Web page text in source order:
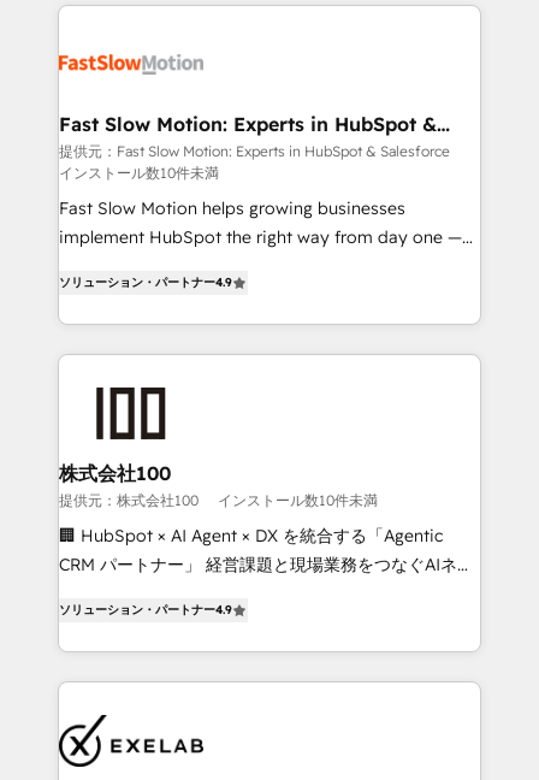
digitaweb.com
design, implement, and optimise HubSpot so it
services include: - Choosing the right HubSpot
package for your business - Full CRM, Marketing, and
Sales Hub implementations - Custom dashboards
and reporting - Workflow automation and data
clean-up - Sales enablement and team training -
Leeds and London, we partner with SMEs across the
UK who are ready to turn HubSpot into the growth
engine it’s meant to be.
Fast Slow Motion: Experts in HubSpot &
Salesforce
提供元：Fast Slow Motion: Experts in HubSpot & Salesforce
インストール数10件未満
Fast Slow Motion helps growing businesses
implement HubSpot the right way from day one —
Highly certified in both HubSpot and Salesforce, we
bring deep experience in CRM implementation,
integrations, and data migration across modern
combines strong technical execution with real
business perspective. Many of our consultants have
scaled businesses themselves, giving us a practical
understanding of what owners and operators need
as their systems, data, and processes evolve. Since
range of industries, including healthcare, software,
B2B services, manufacturing, financial services and
on delivering clean, scalable, AI-ready systems that
create long-term value and a consistently strong
ソリューション・パートナー4.9
株式会社100
提供元：株式会社100 インストール数10件未満
🏢 HubSpot × AI Agent × DX を統合する「Agentic
CRM パートナー」 経営課題と現場業務をつなぐAIネイ
力で顧客フロント業務を再設計します。 💡 100inc は何
をする会社か？ HubSpotを共通基盤に、AIエージェン
トを組み込んだ顧客フロント業務（マーケティング・営
ィブ・エージェンシーです。事業部・グループ会社・部
門が分立する組織で、データと業務プロセスのサイロ化
ソリューション・パートナー4.9